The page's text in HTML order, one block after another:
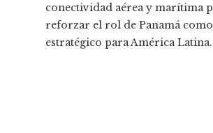
conectividad aérea y marítima
reforzar el rol de Panamá
estratégico para América Latina.